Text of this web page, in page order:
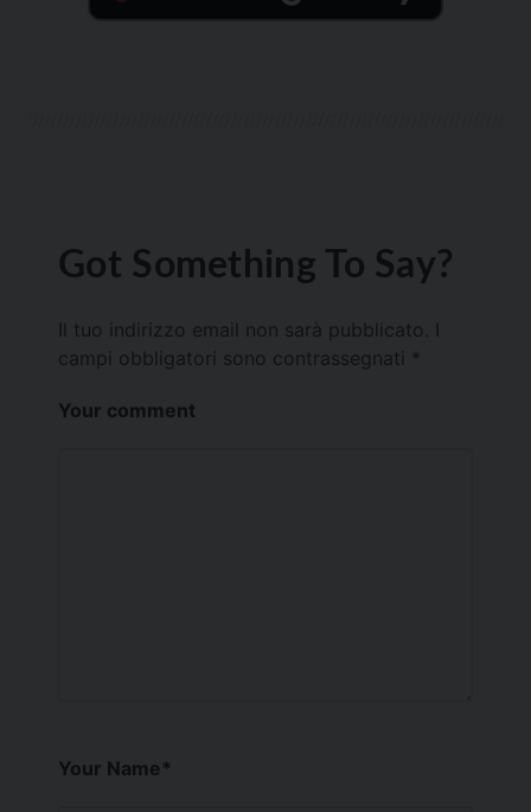
Got Something To Say?
Il tuo indirizzo email non sarà pubblicato.
campi obbligatori sono contrassegnati *
Your comment
Your Name*